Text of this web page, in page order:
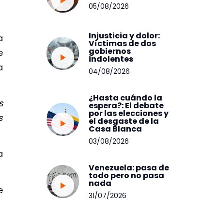
05/08/2026
Injusticia y dolor:
Víctimas de dos
gobiernos
indolentes
04/08/2026
¿Hasta cuándo la
espera?: El debate
por las elecciones y
el desgaste de la
Casa Blanca
03/08/2026
Venezuela: pasa de
todo pero no pasa
nada
31/07/2026